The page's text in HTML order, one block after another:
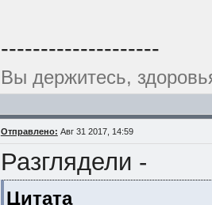
--------------------
Вы держитесь,
Отправлено: Авг 31 2017, 14:59
Разглядели -
Цитата